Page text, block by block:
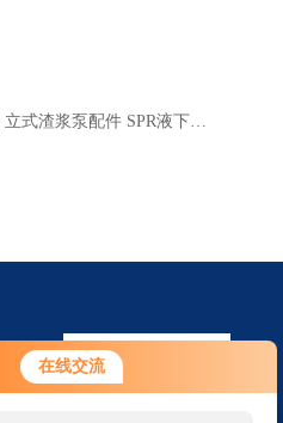
在线交流
泵配件 SPR液下泵 液下泵生产